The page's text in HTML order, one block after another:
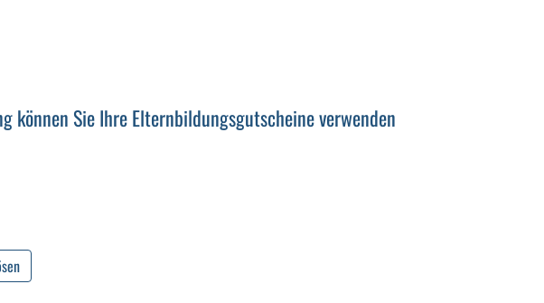
können Sie Ihre Elternbildungsgutscheine verwenden